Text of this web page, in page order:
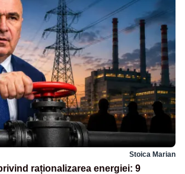
Stoica Marian
raționalizarea energiei: 9